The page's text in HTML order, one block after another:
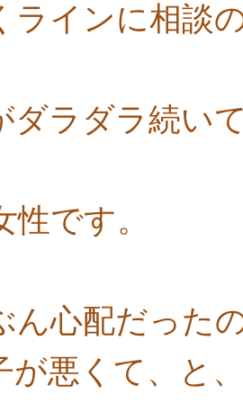
ラインに相談
ダラダラ続い
性です。
ん心配だった
が悪くて、